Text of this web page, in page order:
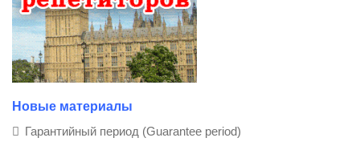
Новые материалы
Гарантийный период (Guarantee period)